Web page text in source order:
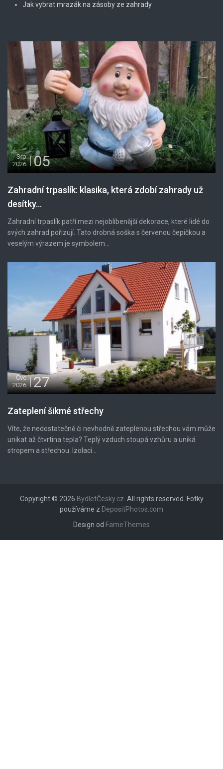
Jak vybrat mrazák na zásoby ze zahrady
Srp
2026
05
Zahradní trpaslík: klasika, která zdobí zahrady už
desítky...
Zahradní trpaslík patří mezi nejoblíbenější dekorace, které lidé do
svých zahrad pořizují. Tato drobná soška s červenou čepičkou a
veselým výrazem je symbolem...
Čvc
2026
27
Zateplení šikmé střechy
Víte, že nedostatečně či nevhodně zateplenou střechou vám může
unikat až čtvrtina tepla? Teplý vzduch stoupá vzhůru a uniká
stropem a střechou. Izolací...
Copyright © 2026 BydletČesky.cz . All rights reserved. Fotky
používáme z DepositPhotos.com
Design od FameThemes